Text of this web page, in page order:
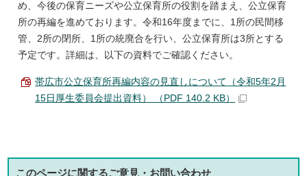
め、今後の保育ニーズや公立保育所の役割を踏まえ、公立保育
所の再編を進めております。令和16年度までに、1所の民間移
管、2所の閉所、1所の統廃合を行い、公立保育所は3所とする
予定です。詳細は、以下の資料でご確認ください。
帯広市公立保育所再編内容の見直しについて（令和5年2月
15日厚生委員会提出資料） （PDF 140.2 KB）
このページに関するご意見・お問い合わせ